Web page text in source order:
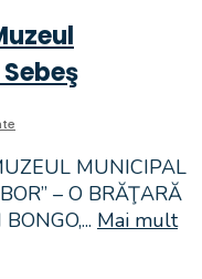
MUNICIPAL
– O BRĂŢARĂ
... Mai mult